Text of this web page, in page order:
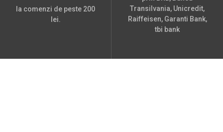
la comenzi de peste 200
lei.
Transilvania, Unicredit,
Raiffeisen, Garanti Bank,
tbi bank